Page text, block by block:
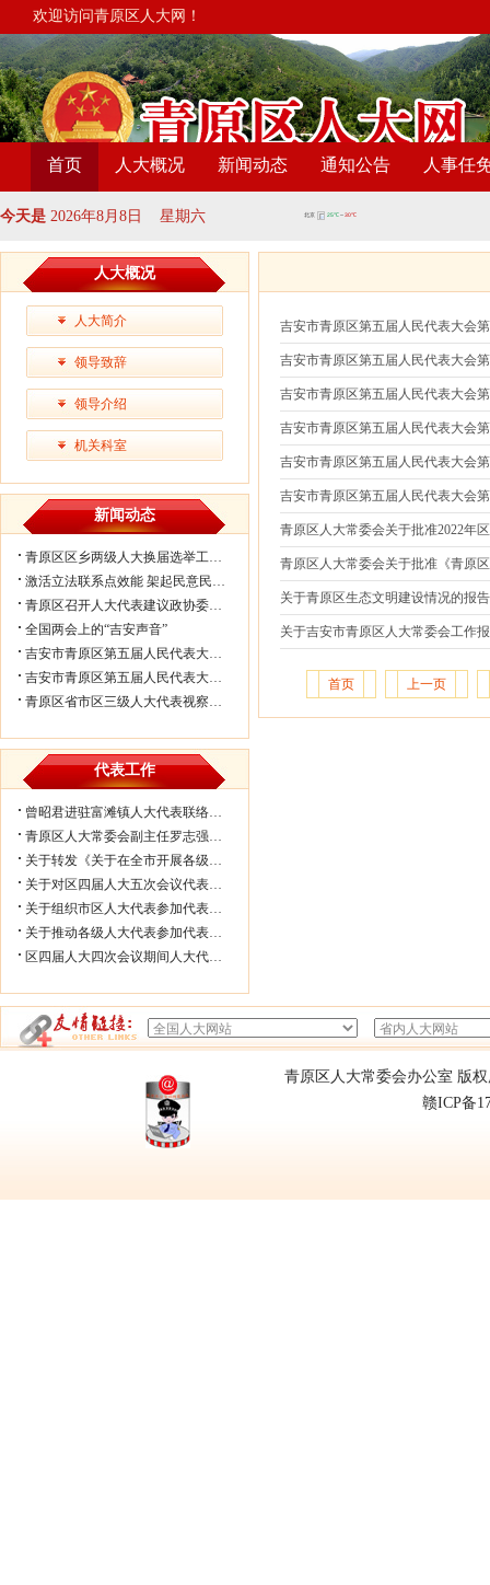
欢迎访问青原区人大网！
首页 人大概况 新闻动态 通知公告 人事任
今天是 2026年8月8日 星期六
人大概况
人大简介
领导致辞
领导介绍
机关科室
新闻动态
青原区区乡两级人大换届选举工作会议...
激活立法联系点效能 架起民意民生连...
青原区召开人大代表建议政协委员提案...
全国两会上的“吉安声音”
吉安市青原区第五届人民代表大会第七...
吉安市青原区第五届人民代表大会第七...
青原区省市区三级人大代表视察民生实...
代表工作
曾昭君进驻富滩镇人大代表联络工作站...
青原区人大常委会副主任罗志强带队赴...
关于转发《关于在全市开展各级人大代...
关于对区四届人大五次会议代表所提部...
关于组织市区人大代表参加代表联络工...
关于推动各级人大代表参加代表联络工...
区四届人大四次会议期间人大代表审议...
吉安市青原区第五届人民代表大会
吉安市青原区第五届人民代表大会
吉安市青原区第五届人民代表大会
吉安市青原区第五届人民代表大会
吉安市青原区第五届人民代表大会
吉安市青原区第五届人民代表大会
青原区人大常委会关于批准2022年
青原区人大常委会关于批准《青原
关于青原区生态文明建设情况的报
关于吉安市青原区人大常委会工作
首页 上一页
青原区人大常委会办公室 版
赣ICP备